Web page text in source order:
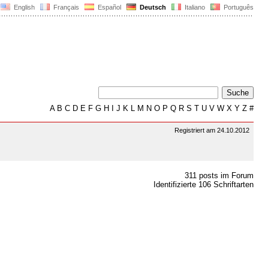
English Français Español Deutsch Italiano Português
AB C D E F G H J K L M N O P Q R S T U V W X Y Z #
Registriert am 24.10.2012
311 posts im Forum
Identifizierte 106 Schriftarten